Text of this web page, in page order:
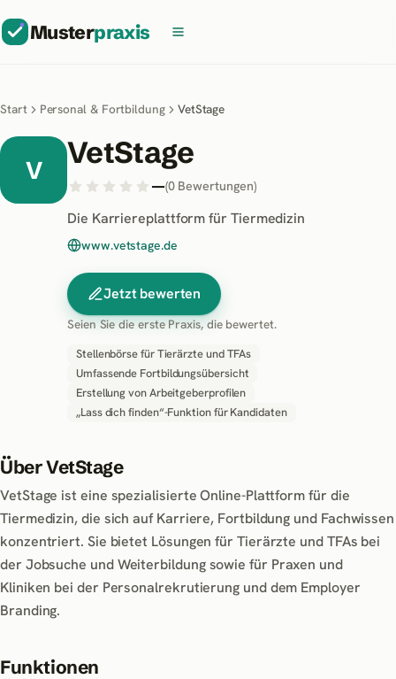
Musterpraxis
Start Personal & Fortbildung VetStage
V VetStage
—(0 Bewertungen)
Die Karriereplattform für Tiermedizin
www.vetstage.de
Jetzt bewerten
Seien Sie die erste Praxis, die bewertet.
Stellenbörse für Tierärzte und TFAs
Umfassende Fortbildungsübersicht
Erstellung von Arbeitgeberprofilen
„Lass dich finden“-Funktion für Kandidaten
ÜberVetStage
VetStage ist eine spezialisierte Online-Plattform für die
Tiermedizin, die sich auf Karriere, Fortbildung und Fachwissen
konzentriert. Sie bietet Lösungen für Tierärzte und TFAs bei
der Jobsuche und Weiterbildung sowie für Praxen und
Kliniken bei der Personalrekrutierung und dem Employer
Branding.
Funktionen